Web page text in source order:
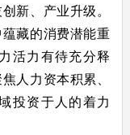
新、产业升级。
藏的消费潜能重
活力有待充分释
人力资本积累、
投资于人的着力